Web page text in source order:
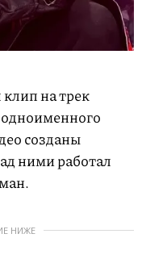
на трек
созданы
ними работал
НИЖЕ